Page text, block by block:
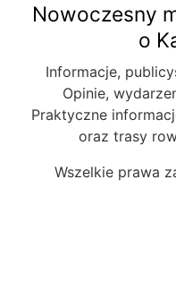
Nowoczesny
o
Informacje,
Opinie,
Praktyczne
oraz trasy
Wszelkie prawa